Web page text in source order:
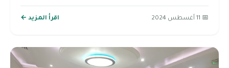
📅 11 أغسطس 2024 اقرأ المزيد ←